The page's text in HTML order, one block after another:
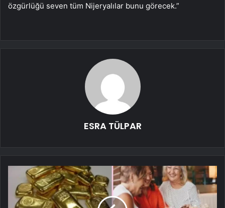
özgürlüğü seven tüm Nijeryalılar bunu görecek.”
ESRA TÜLPAR